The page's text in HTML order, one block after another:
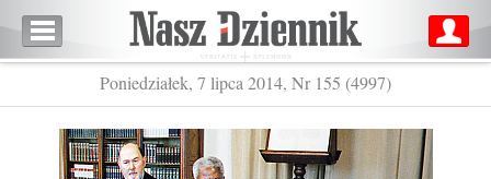
Poniedziałek, 7 lipca 2014, Nr 155 (4997)